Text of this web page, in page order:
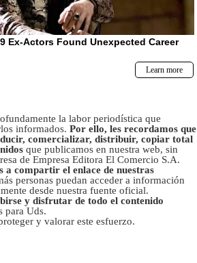
la labor periodística que
informados. Por ello, les recordamos que
comercializar, distribuir, copiar total
que publicamos en nuestra web, sin
de Empresa Editora El Comercio S.A.
a compartir el enlace de nuestras
personas puedan acceder a información
desde nuestra fuente oficial.
y disfrutar de todo el contenido
para Uds.
y valorar este esfuerzo.